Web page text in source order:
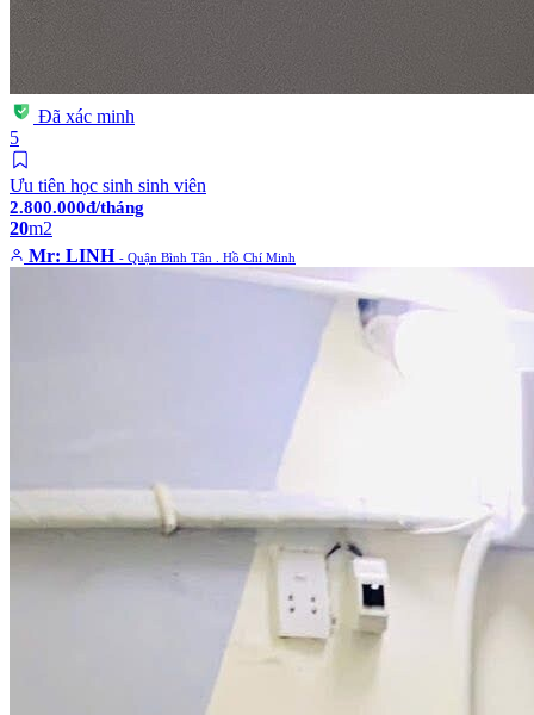
Đã xác minh
5
Ưu tiên học sinh sinh viên
2.800.000đ/tháng
20m2
Mr: LINH - Quận Bình Tân . Hồ Chí Minh